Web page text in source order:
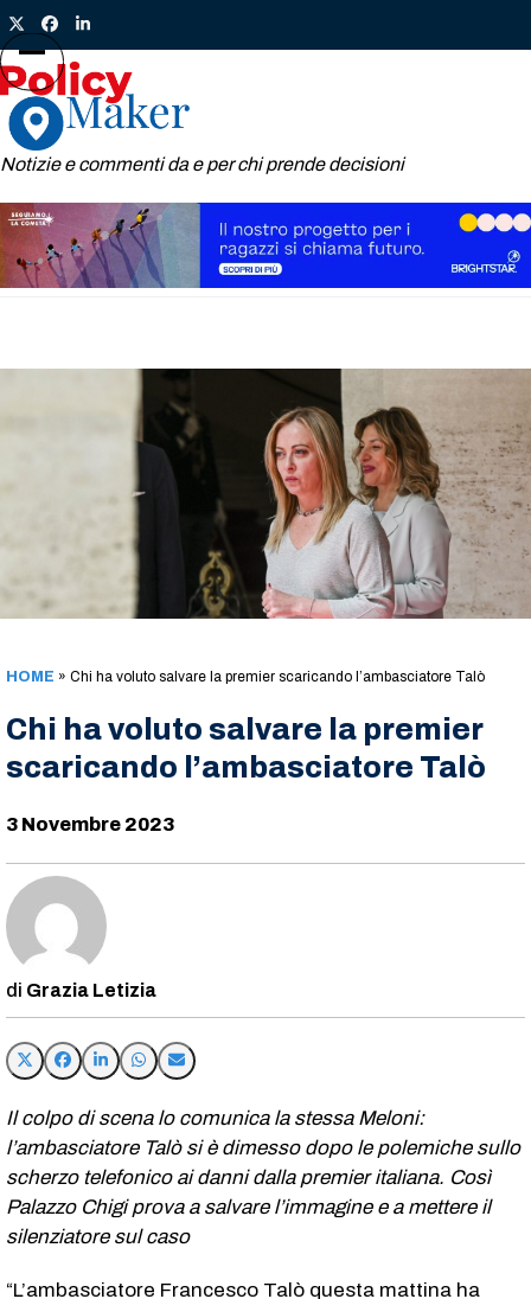
Skip
to
content
TwitterFacebook
LinkedIn
Notizie e commenti da e per chi prende decisioni
Open
mobile
menu
Close
mobile
menu
HOME » Chi ha voluto salvare la premier scaricando l’ambasciatore Talò
Chi ha voluto salvare la premier
scaricando l’ambasciatore Talò
3 Novembre 2023
Grazia Letizia
Il colpo di scena lo comunica la stessa Meloni:
l’ambasciatore Talò si è dimesso dopo le polemiche sullo
scherzo telefonico ai danni dalla premier italiana. Così
Palazzo Chigi prova a salvare l’immagine e a mettere il
silenziatore sul caso
“L’ambasciatore Francesco Talò questa mattina ha